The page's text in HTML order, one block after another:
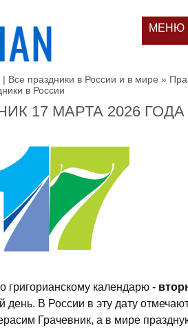
МЕНЮ
| Все праздники в России и в мире »
в России
17 МАРТА 2026 ГОДА
григорианскому календарю -
В России в эту дату
Грачевник, а в мире